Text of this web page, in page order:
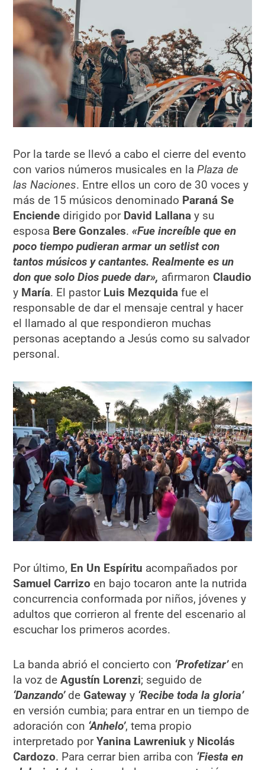
Por la tarde se llevó a cabo el cierre del evento
con varios números musicales en laPlaza de
las Naciones. Entre ellos un coro de 30 voces y
más de 15 músicos denominado Paraná Se
Enciende dirigido por David Lallana y su
esposa Bere Gonzales.«Fue increíble que en
poco tiempo pudieran armar un setlist con
tantos músicos y cantantes. Realmente es un
don que solo Dios puede dar», afirmaronClaudio
y María. El pastor Luis Mezquida fue el
responsable de dar el mensaje central y hacer
el llamado al que respondieron muchas
personas aceptando a Jesús como su salvador
personal.
Por último, En Un Espíritu acompañados por
Samuel Carrizo en bajo tocaron ante la nutrida
concurrencia conformada por niños, jóvenes y
adultos que corrieron al frente del escenario al
escuchar los primeros acordes.
La banda abrió el concierto con ‘Profetizar’en
la voz deAgustín Lorenzi; seguido de
‘Danzando’de Gateway y ‘Recibe toda la gloria’
en versión cumbia; para entrar en un tiempo de
adoración con ‘Anhelo’, tema propio
interpretado porYanina Lawreniuk y Nicolás
Cardozo. Para cerrar bien arriba con ‘Fiesta en